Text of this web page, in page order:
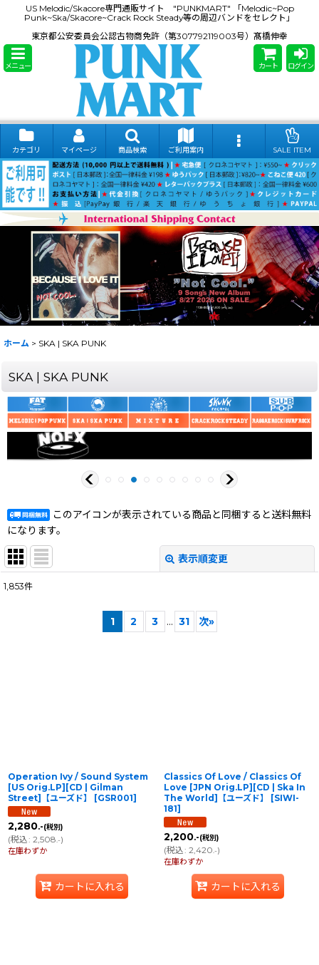
US Melodic/Skacore専門通販サイト "PUNKMART" 「Melodic~Pop
Punk~Ska/Skacore~Crack Rock Steady等の周辺バンドをセレクト」
東京都公安委員会公認古物商免許（第307792119003号）髙橋伸幸
メニュー カート ログイン
カテゴリ マイページ 商品検索 ご利用案内 SALE ITEM
ホーム > SKA | SKA PUNK
SKA | SKA PUNK
このアイコンが表示されている商品と同梱すると送料無料
になります。
表示順変更
1,853件
1 2 3 ... 31 次»
Operation Ivy / Sound System
[US Orig.LP][CD | Gilman
Street]【ユーズド】
[GSR001]
2,280.-(税別)
(税込: 2,508.-)
在庫わずか
カートに入れる
Classics Of Love / Classics Of
Love [JPN Orig.LP][CD | Ska In
The World]【ユーズド】
[SIWI-
181]
2,200.-(税別)
(税込: 2,420.-)
在庫わずか
カートに入れる